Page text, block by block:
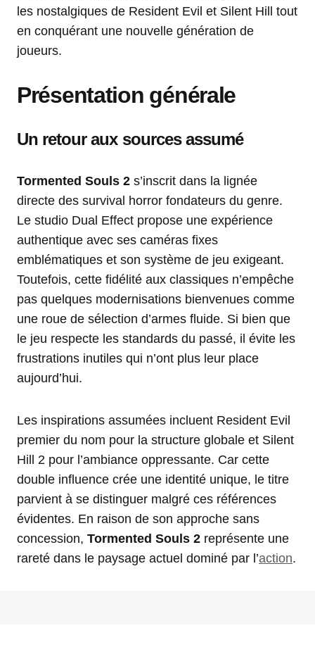
les nostalgiques de Resident Evil et Silent Hill tout
en conquérant une nouvelle génération de
joueurs.
Présentation générale
Un retour aux sources assumé
Tormented Souls 2 s’inscrit dans la lignée
directe des survival horror fondateurs du genre.
Le studio Dual Effect propose une expérience
authentique avec ses caméras fixes
emblématiques et son système de jeu exigeant.
Toutefois, cette fidélité aux classiques n’empêche
pas quelques modernisations bienvenues comme
une roue de sélection d’armes fluide. Si bien que
le jeu respecte les standards du passé, il évite les
frustrations inutiles qui n’ont plus leur place
aujourd’hui.
Les inspirations assumées incluent Resident Evil
premier du nom pour la structure globale et Silent
Hill 2 pour l’ambiance oppressante. Car cette
double influence crée une identité unique, le titre
parvient à se distinguer malgré ces références
évidentes. En raison de son approche sans
concession, Tormented Souls 2 représente une
rareté dans le paysage actuel dominé par l’action.